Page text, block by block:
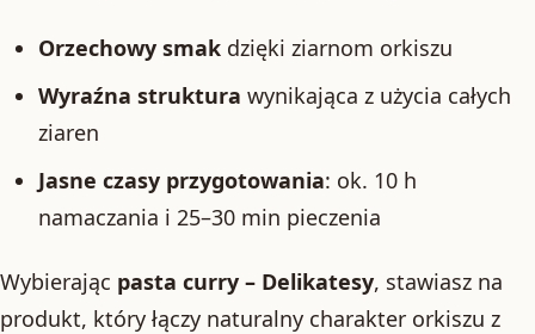
Orzechowy smakdzięki ziarnom orkiszu
Wyraźna struktura wynikająca z użycia całych
ziaren
Jasne czasy przygotowania: ok. 10 h
namaczania i 25–30 min pieczenia
Wybierając pasta curry – Delikatesy, stawiasz na
produkt, który łączy naturalny charakter orkiszu z